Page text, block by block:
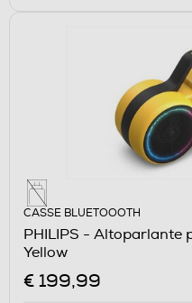
CASSE BLUETOOOTH
PHILIPS -
Yellow
€ 199,99